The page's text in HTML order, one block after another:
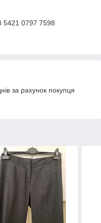
5421 0797 7598
за рахунок покупця